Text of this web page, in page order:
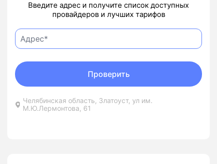
Введите адрес и получите список доступных
провайдеров и лучших тарифов
Челябинская область, Златоуст, ул им.
М.Ю.Лермонтова, 61
Проверить